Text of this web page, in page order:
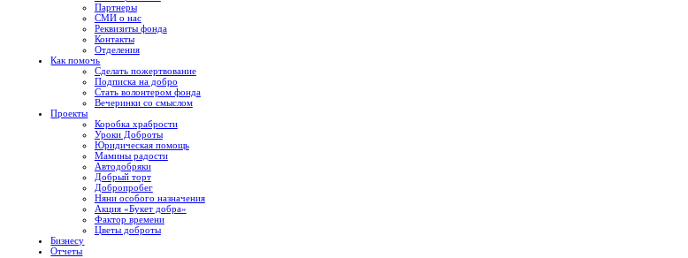
Партнеры
СМИ о нас
Реквизиты фонда
Контакты
Отделения
Как помочь
Сделать пожертвование
Подписка на добро
Стать волонтером фонда
Вечеринки со смыслом
Проекты
Коробка храбрости
Уроки Доброты
Юридическая помощь
Мамины радости
Автодобряки
Добрый торт
Добропробег
Няни особого назначения
Акция «Букет добра»
Фактор времени
Цветы доброты
Бизнесу
Отчеты